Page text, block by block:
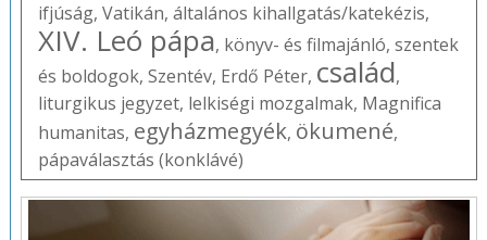
ifjúság, Vatikán, általános kihallgatás/katekézis,
XIV. Leó pápa, könyv- és filmajánló, szentek
és boldogok, Szentév, Erdő Péter, család,
liturgikus jegyzet, lelkiségi mozgalmak, Magnifica
humanitas, egyházmegyék, ökumené,
pápaválasztás (konklávé)